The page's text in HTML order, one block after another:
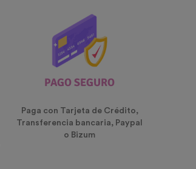
PAGO SEGURO
Paga con Tarjeta de Crédito,
Transferencia bancaria, Paypal
o Bizum